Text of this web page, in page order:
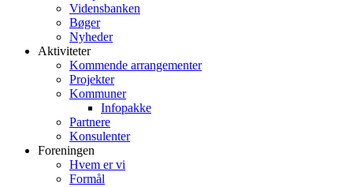
Vidensbanken
Bøger
Nyheder
Aktiviteter
Kommende arrangementer
Projekter
Kommuner
Infopakke
Partnere
Konsulenter
Foreningen
Hvem er vi
Formål